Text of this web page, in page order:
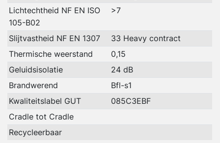
Lichtechtheid NF EN ISO
105-B02
>7
Slijtvastheid NF EN 1307
33 Heavy contract
Thermische weerstand
0,15
Geluidsisolatie
24 dB
Brandwerend
Bfl-s1
Kwaliteitslabel GUT
085C3EBF
Cradle tot Cradle
Recycleerbaar